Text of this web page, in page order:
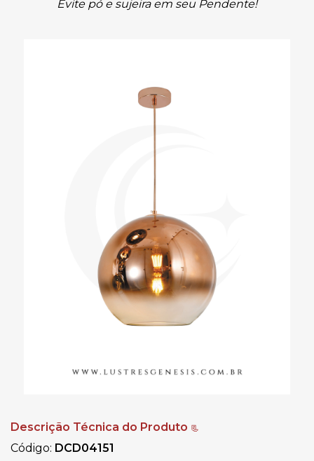
Evite pó e sujeira em seu Pendente!
Descrição Técnica do Produto 📃
Código: DCD04151